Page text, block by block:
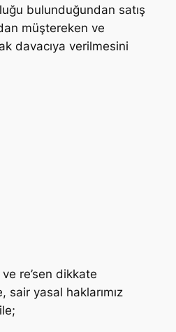
bulunduğundan satış
müştereken ve
davacıya verilmesini
re’sen dikkate
sair yasal haklarımız